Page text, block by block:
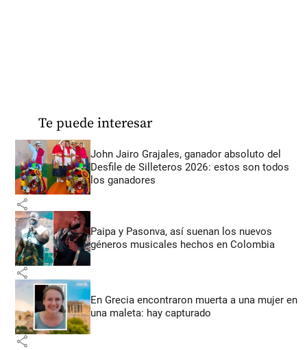
Te puede interesar
John Jairo Grajales, ganador absoluto del
Desfile de Silleteros 2026: estos son todos
los ganadores
share
Paipa y Pasonva, así suenan los nuevos
géneros musicales hechos en Colombia
share
En Grecia encontraron muerta a una mujer en
una maleta: hay capturado
share